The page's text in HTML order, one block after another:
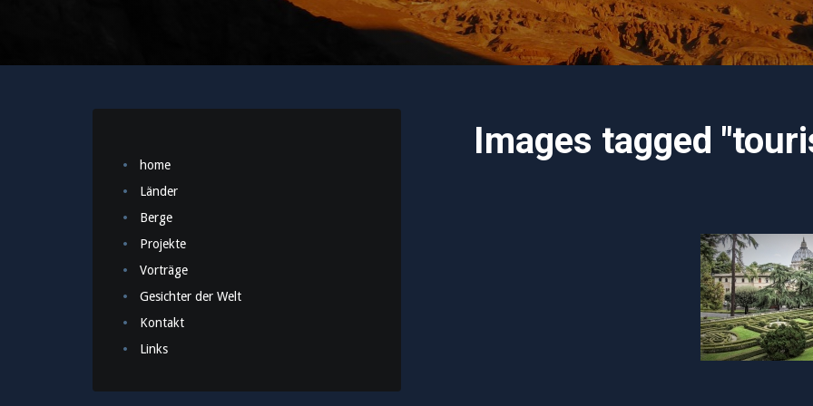
Images tagged
home
Länder
Berge
Projekte
Vorträge
Gesichter der Welt
Kontakt
Links